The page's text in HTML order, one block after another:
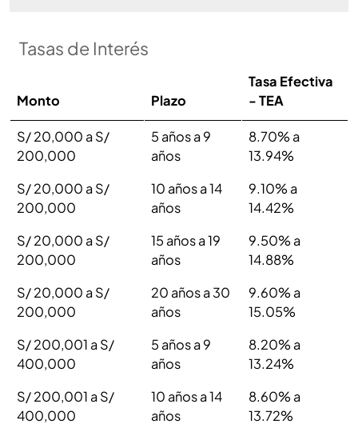
Tasas de Interés
Monto Plazo
Tasa Efectiva
- TEA
S/ 20,000 a S/
200,000
5 años a 9
años
8.70% a
13.94%
S/ 20,000 a S/
200,000
10 años a 14
años
9.10% a
14.42%
S/ 20,000 a S/
200,000
15 años a 19
años
9.50% a
14.88%
S/ 20,000 a S/
200,000
20 años a 30
años
9.60% a
15.05%
S/ 200,001 a S/
400,000
5 años a 9
años
8.20% a
13.24%
S/ 200,001 a S/
400,000
10 años a 14
años
8.60% a
13.72%